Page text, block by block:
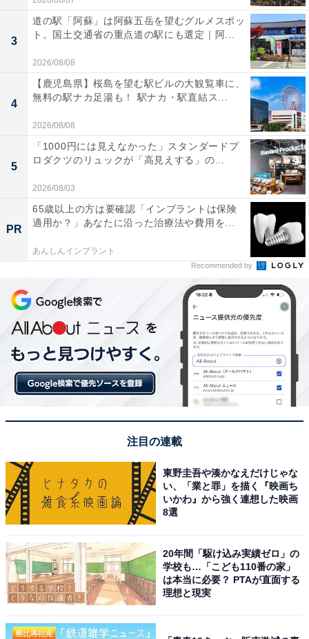
3
道の駅「阿蘇」は阿蘇五岳を望むグルメスポッ
ト。国土交通省の重点道の駅にも選定｜阿...
2026/08/08
4
【鹿児島県】桜島を望む駅ビルの大観覧車に、
無料の駅ナカ足湯も！ 駅ナカ・駅直結ス...
2026/08/08
5
「1000円には見えなかった」スタンダードプ
ロダクツのリュックが「高見えする」の...
2026/08/03
PR
65歳以上の方は要確認「インプラントは保険
適用か？」あなたに沿った治療法や費用を...
あんしんインプラント
Recommended by
注目の連載
東野圭吾や湊かなえだけじゃな
い、「業と罪」を描く『映画ち
いかわ』から強く連想した映画
8選
20年間「駆け込み実績ゼロ」の
学校も…「こども110番の家」
は本当に必要？ PTAが直面する
理想と現実